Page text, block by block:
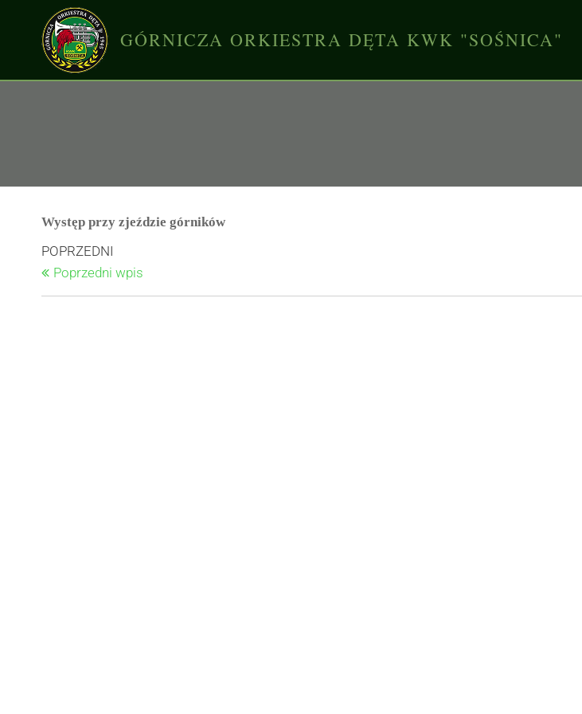
GÓRNICZA ORKIESTRA DĘTA KWK "SOŚNICA"
Występ przy zjeździe górników
POPRZEDNI
Poprzedni wpis